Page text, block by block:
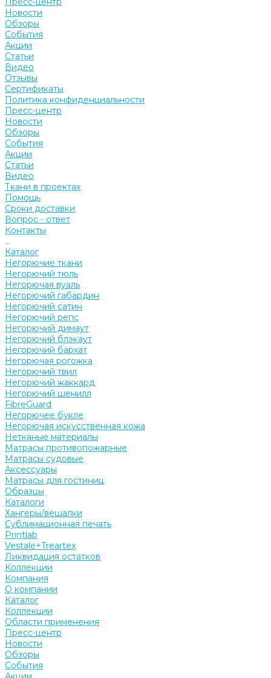
Новости
Обзоры
События
Акции
Статьи
Видео
Отзывы
Сертификаты
Политика конфиденциальности
Пресс-центр
Новости
Обзоры
События
Акции
Статьи
Видео
Ткани в проектах
Помощь
Сроки доставки
Вопрос - ответ
Контакты
...
Каталог
Негорючие ткани
Негорючий тюль
Негорючая вуаль
Негорючий габардин
Негорючий сатин
Негорючий репс
Негорючий димаут
Негорючий блэкаут
Негорючий бархат
Негорючая рогожка
Негорючий твил
Негорючий жаккард
Негорючий шенилл
FibreGuard
Негорючее букле
Негорючая искусственная кожа
Нетканые материалы
Матрасы противопожарные
Матрасы судовые
Аксессуары
Матрасы для гостиниц
Образцы
Каталоги
Хангеры/вешалки
Сублимационная печать
Printlab
Vestale+Treartex
Ликвидация остатков
Коллекции
Компания
О компании
Каталог
Коллекции
Области применения
Пресс-центр
Новости
Обзоры
События